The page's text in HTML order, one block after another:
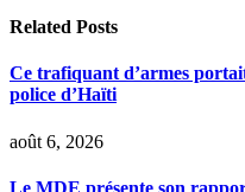
Related Posts
Ce trafiquant d’armes
police d’Haïti
août 6, 2026
Le MDE présente son